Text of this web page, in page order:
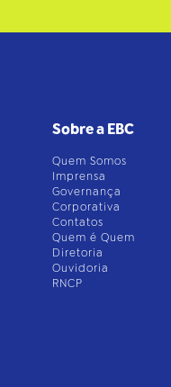
Sobre a EBC
Quem Somos
Imprensa
Governança
Corporativa
Contatos
Quem é Quem
Diretoria
Ouvidoria
RNCP